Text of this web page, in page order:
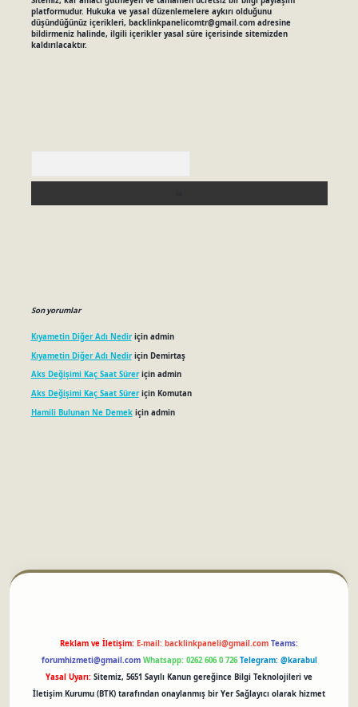
platformudur. Hukuka ve yasal düzenlemelere aykırı olduğunu
düşündüğünüz içerikleri, backlinkpanelicomtr@gmail.comadresine
bildirmeniz halinde, ilgili içerikler yasal süre içerisinde sitemizden
kaldırılacaktır.
Son yorumlar
Kıyametin Diğer Adı Nediriçin admin
Kıyametin Diğer Adı Nediriçin Demirtaş
Aks Değişimi Kaç Saat Süreriçin admin
Aks Değişimi Kaç Saat Süreriçin Komutan
Hamili Bulunan Ne Demekiçin admin
Reklam ve İletişim: E-mail: backlinkpaneli@gmail.com Teams:
forumhizmeti@gmail.com Whatsapp: 0262 606 0 726 Telegram: @karabul
Yasal Uyarı: Sitemiz, 5651 Sayılı Kanun gereğince Bilgi Teknolojileri ve
İletişim Kurumu (BTK) tarafından onaylanmış bir Yer Sağlayıcı olarak hizmet